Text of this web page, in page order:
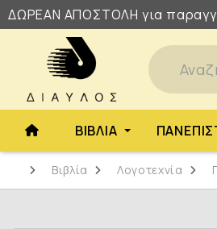
ΔΩΡΕΑΝ ΑΠΟΣΤΟΛΗ για
ΒΙΒΛΊΑ
Βιβλία Λογοτεχνία